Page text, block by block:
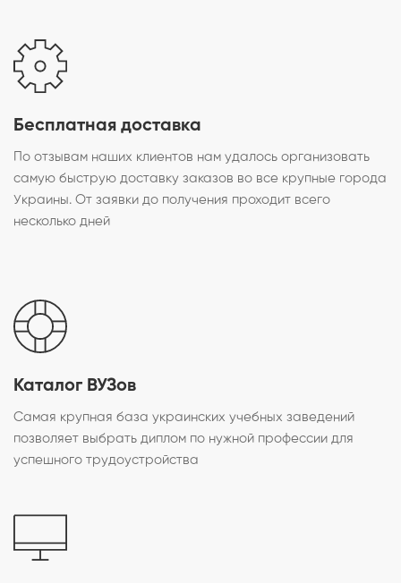
Бесплатная доставка
По отзывам наших клиентов нам удалось организовать
самую быструю доставку заказов во все крупные города
Украины. От заявки до получения проходит всего
несколько дней
Каталог ВУЗов
Самая крупная база украинских учебных заведений
позволяет выбрать диплом по нужной профессии для
успешного трудоустройства